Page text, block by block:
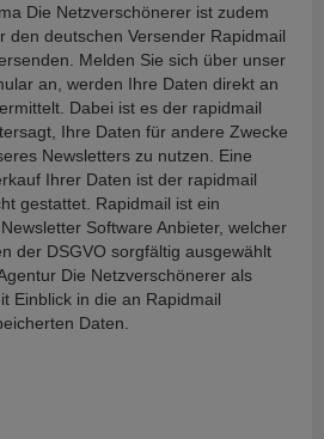
Die Netzverschönerer ist zudem
den deutschen Versender Rapidmail
Melden Sie sich über unser
an, werden Ihre Daten direkt an
Dabei ist es der rapidmail
Ihre Daten für andere Zwecke
Newsletters zu nutzen. Eine
Ihrer Daten ist der rapidmail
gestattet. Rapidmail ist ein
Software Anbieter, welcher
der DSGVO sorgfältig ausgewählt
Die Netzverschönerer als
Einblick in die an Rapidmail
Daten.